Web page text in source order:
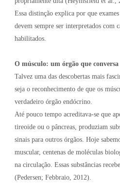
Essa distinção explica por que
devem sempre ser interpretados com
habilitados.
O músculo: um órgão que
Talvez uma das descobertas mais
seja o reconhecimento de que os
verdadeiro órgão endócrino.
Até pouco tempo acreditava-se que
tireoide ou o pâncreas, produziam
sinais para outros órgãos. Hoje
muscular, centenas de moléculas
na circulação. Essas substâncias
(Pedersen; Febbraio, 2012).